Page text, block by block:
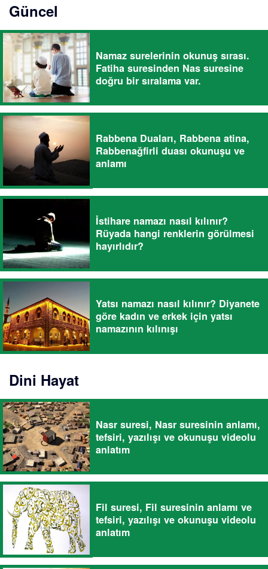
Güncel
Namaz surelerinin okunuş sırası.
Fatiha suresinden Nas suresine
doğru bir sıralama var.
Rabbena Duaları, Rabbena atina,
Rabbenağfirli duası okunuşu ve
anlamı
İstihare namazı nasıl kılınır?
Rüyada hangi renklerin görülmesi
hayırlıdır?
Yatsı namazı nasıl kılınır? Diyanete
göre kadın ve erkek için yatsı
namazının kılınışı
Dini Hayat
Nasr suresi, Nasr suresinin anlamı,
tefsiri, yazılışı ve okunuşu videolu
anlatım
Fil suresi, Fil suresinin anlamı ve
tefsiri, yazılışı ve okunuşu videolu
anlatım